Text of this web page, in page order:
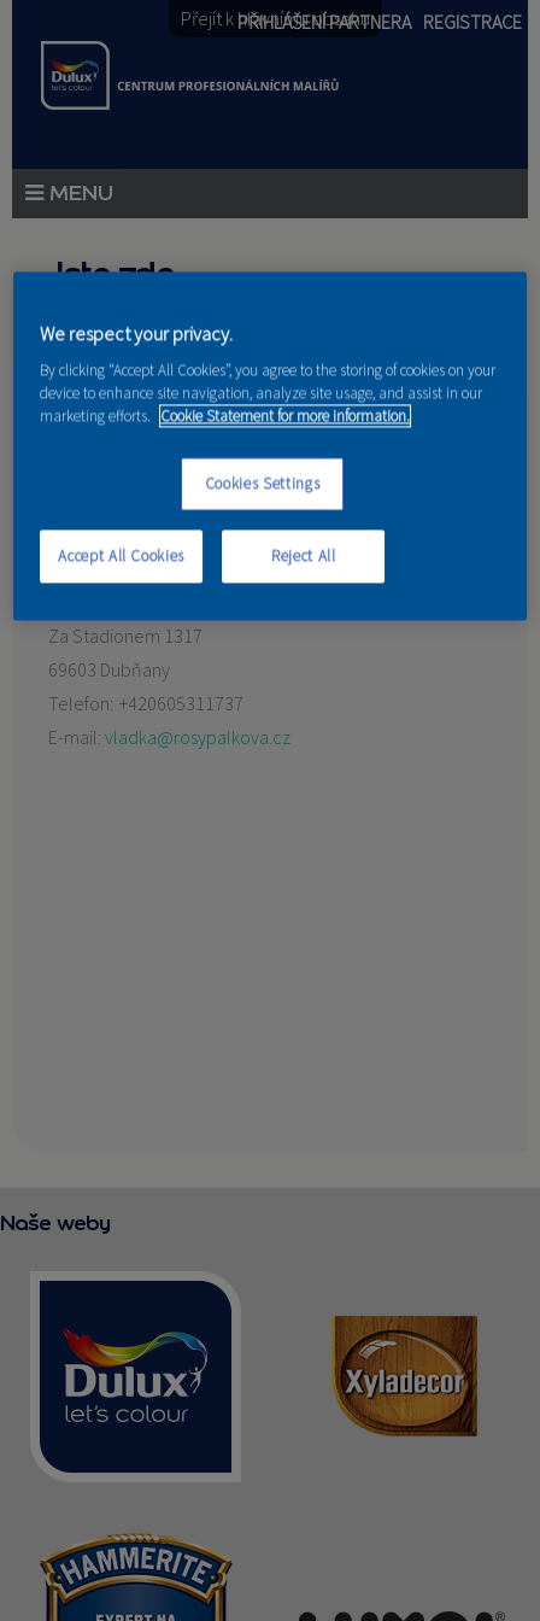
Přejít k hlavnímu obsahu
PŘIHLÁŠENÍ PARTNERA REGISTRACE
PORADENSTVÍ
AKCE A NOVINKY
Jste zde
Domů»Partneri
Vladislava
Rosypálková
Za Stadionem 1317
69603 Dubňany
Telefon: +420605311737
E-mail: vladka@rosypalkova.cz
Naše weby
We respect your privacy.
By clicking “Accept All Cookies”, you agree to the storing of cookies on your
device to enhance site navigation, analyze site usage, and assist in our
marketing efforts. Cookie Statement for more information.
Cookies Settings
Reject All
Accept All Cookies